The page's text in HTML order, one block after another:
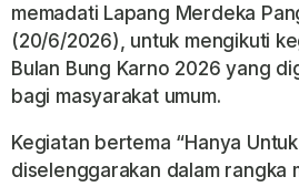
memadati Lapang Merdeka
(20/6/2026), untuk mengikuti
Bulan Bung Karno 2026 yang
bagi masyarakat umum.
Kegiatan bertema “Hanya
diselenggarakan dalam rangka